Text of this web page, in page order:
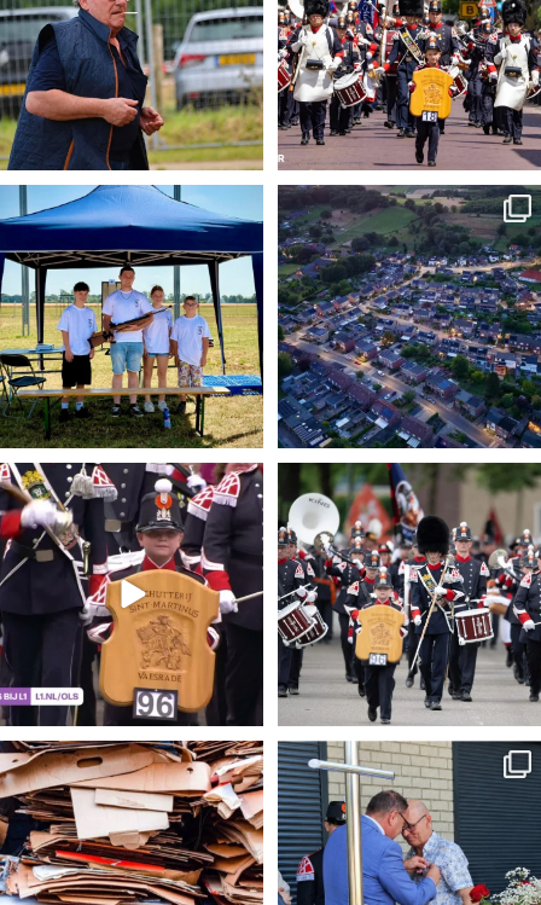
𝐎𝐯𝐞𝐫𝐥𝐢𝐣𝐝𝐞𝐧𝐬𝐛𝐞𝐫𝐢𝐜𝐡𝐭 𝐙𝐞𝐟...
7 2
𝐔𝐢𝐭𝐬𝐥𝐚𝐠𝐞𝐧 𝐙𝐋𝐅 𝟐𝟎𝟐𝟔...
5 0
𝐉𝐞𝐮𝐠𝐝𝐬𝐜𝐡𝐢𝐞𝐭𝐞𝐧 𝐎𝐋𝐒: 𝐨𝐧𝐳𝐞...
7 0
𝐕𝐚𝐞𝐬𝐫𝐚𝐝𝐞 𝐢𝐧 𝐞𝐞𝐧 𝐠𝐨𝐮𝐝𝐞𝐧...
4 0
𝐓𝐕 𝐮𝐢𝐭𝐳𝐞𝐧𝐝𝐢𝐧𝐠 𝐋𝟏: 𝐃𝐞𝐟𝐢𝐥𝐞́
23 0
𝐓𝐫𝐨𝐭𝐬 𝐨𝐩 𝐨𝐧𝐳𝐞 𝐬𝐜𝐡𝐮𝐭𝐭𝐞𝐫𝐬,...
4 0
𝐎𝐮𝐝 𝐏𝐚𝐩𝐢𝐞𝐫 𝐕𝐚𝐞𝐬𝐫𝐚𝐝𝐞 𝟐𝟖 𝐣𝐮𝐧𝐢... 𝐆𝐨𝐮𝐝𝐞𝐧 𝐆𝐞𝐦𝐞𝐞𝐧𝐭𝐞𝐬𝐩𝐞𝐥𝐝 𝐯𝐨𝐨𝐫...